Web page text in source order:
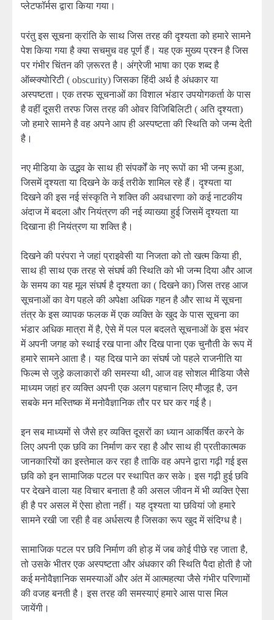
प्लेटफॉर्मस द्वारा किया गया।
परंतु इस सूचना क्रांति के साथ जिस तरह की दृश्यता को हमारे सामने
पेश किया गया है क्या सचमुच वह पूर्ण हैं। यह एक मुख्य प्रश्न है जिस
पर गंभीर चिंतन की ज़रूरत है। अंग्रेजी भाषा का एक शब्द है
ऑब्स्क्योरिटी ( obscurity) जिसका हिंदी अर्थ है अंधकार या
अस्पष्टता। एक तरफ सूचनाओं का विशाल भंडार उपयोगकर्ता के पास
है वहीं दूसरी तरफ जिस तरह की ओवर विजिबिलिटी ( अति दृश्यता)
जो हमारे सामने है वह अपने आप ही अस्पष्टता की स्थिति को जन्म देती
है।
नए मीडिया के उद्भव के साथ ही संपर्कों के नए रूपों का भी जन्म हुआ,
जिसमें दृश्यता या दिखने के कई तरीके शामिल रहे हैं। दृश्यता या
दिखने की इस नई संस्कृति ने शक्ति की अवधारणा को कई नाटकीय
अंदाज में बदला और नियंत्रण की नई व्याख्या हुई जिसमें दृश्यता या
दिखाना ही नियंत्रण या शक्ति है।
दिखने की परंपरा ने जहां प्राइवेसी या निजता को तो खत्म किया ही,
साथ ही साथ एक तरह से संघर्ष की स्थिति को भी जन्म दिया और आज
के समय का यह मूल संघर्ष है दृश्यता का ( दिखने का) जिस तरह आज
सूचनाओं का वेग पहले की अपेक्षा अधिक गहन है और साथ में सूचना
तंत्र के इस व्यापक फलक में एक व्यक्ति के खुद के पास सूचना का
भंडार अधिक मात्रा में है, ऐसे में पल पल बदलते सूचनाओं के इस भंवर
में अपनी जगह को स्थाई रख पाना और दिख पाना एक चुनौती के रूप में
हमारे सामने आता है। यह दिख पाने का संघर्ष जो पहले राजनीति या
फिल्म से जुड़े कलाकारों की समस्या थी, आज वह सोशल मीडिया जैसे
माध्यम जहां हर व्यक्ति अपनी एक अलग पहचान लिए मौजूद है, उन
सबके मन मस्तिष्क में मनोवैज्ञानिक तौर पर घर कर गई है।
इन सब माध्यमों से जैसे हर व्यक्ति दूसरों का ध्यान आकर्षित करने के
लिए अपनी एक छवि का निर्माण कर रहा है और साथ ही प्रतीकात्मक
जानकारियों का इस्तेमाल कर रहा है ताकि वह अपने द्वारा गढ़ी गई इस
छवि को इन सामाजिक पटल पर स्थापित कर सके। इस गढ़ी हुई छवि
पर देखने वाला यह विचार बनाता है की असल जीवन में भी व्यक्ति ऐसा
ही है पर असल में ऐसा होता नहीं। यह दृश्यता या छवियां जो हमारे
सामने रखी जा रही है वह अर्धसत्य है जिसका रूप खुद में संदिग्ध है।
सामाजिक पटल पर छवि निर्माण की होड़ में जब कोई पीछे रह जाता है,
तो उसके भीतर एक अस्पष्टता और अंधकार की स्थिति पैदा होती है जो
कई मनोवैज्ञानिक समस्याओं और अंत में आत्महत्या जैसे गंभीर परिणामों
की वजह बनती है। इस तरह की समस्याएं हमारे आस पास मिल
जायेंगी।